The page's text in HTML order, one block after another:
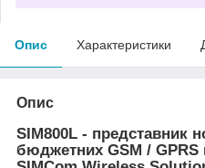
Опис Характеристики
Опис
SIM800L - представник
бюджетних GSM / GPRS